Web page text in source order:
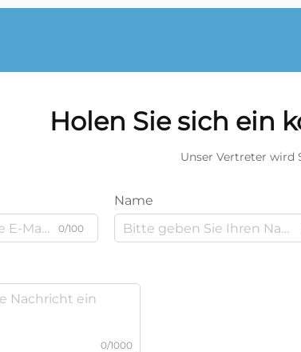
Holen Sie sich ein
Unser Vertreter wird
0/100
Name
0/1000